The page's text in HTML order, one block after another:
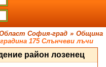
София-град » Община
175 Слънчеви лъчи
район лозенец